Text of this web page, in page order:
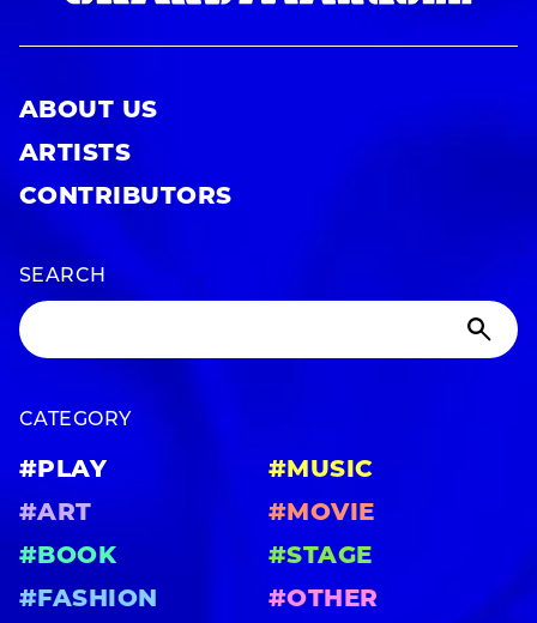
ABOUT US
ARTISTS
CONTRIBUTORS
SEARCH
CATEGORY
#PLAY
#MUSIC
#ART
#MOVIE
#BOOK
#STAGE
#FASHION
#OTHER